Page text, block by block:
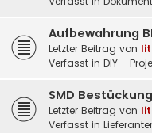
Aufbewahrung
Letzter Beitrag von
Verfasst in DIY -
SMD Bestückung
Letzter Beitrag von
Verfasst in